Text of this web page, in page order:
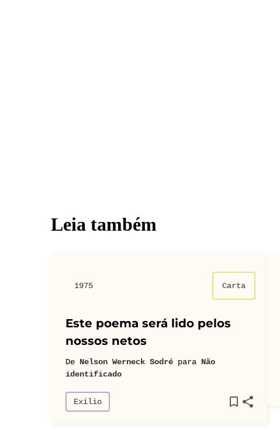
Leia também
1975 Carta
Este poema será lido pelos
nossos netos
De Nelson Werneck Sodré para Não
identificado
Exílio